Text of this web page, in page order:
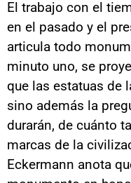
El trabajo con el
en el pasado y el
articula todo
minuto uno, se
que las estatuas de
sino además la
durarán, de cuánto
marcas de la
Eckermann anota